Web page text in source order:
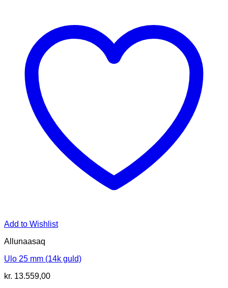
Add to Wishlist
Allunaasaq
Ulo 25 mm (14k guld)
kr. 13.559,00